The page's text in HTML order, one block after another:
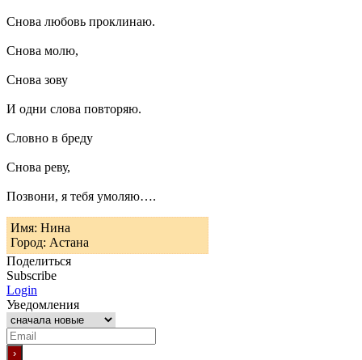
Снова любовь проклинаю.
Снова молю,
Снова зову
И одни слова повторяю.
Словно в бреду
Снова реву,
Позвони, я тебя умоляю….
Имя: Нина
Город: Астана
Поделиться
Subscribe
Login
Уведомления